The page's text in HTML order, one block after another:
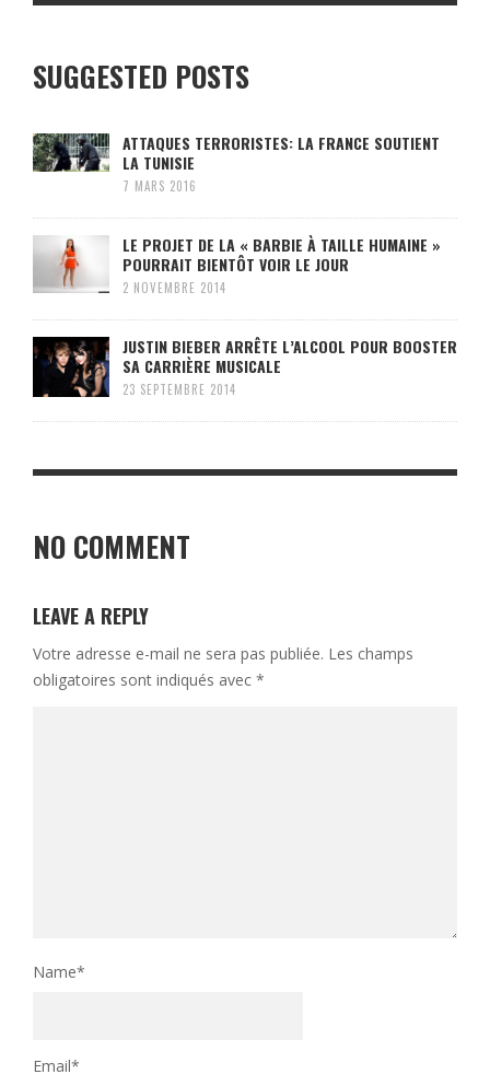
SUGGESTED POSTS
ATTAQUES TERRORISTES: LA FRANCE SOUTIENT
LA TUNISIE
7 MARS 2016
LE PROJET DE LA « BARBIE À TAILLE HUMAINE »
POURRAIT BIENTÔT VOIR LE JOUR
2 NOVEMBRE 2014
JUSTIN BIEBER ARRÊTE L’ALCOOL POUR BOOSTER
SA CARRIÈRE MUSICALE
23 SEPTEMBRE 2014
NO COMMENT
LEAVE A REPLY
Votre adresse e-mail ne sera pas publiée. Les champs
obligatoires sont indiqués avec *
Name*
Email*